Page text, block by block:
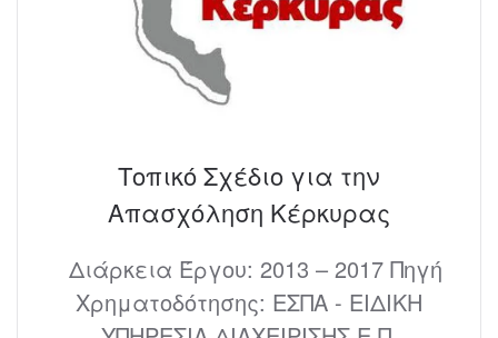
Τοπικό Σχέδιο για την
Απασχόληση Κέρκυρας
Διάρκεια Έργου: 2013 – 2017 Πηγή
Χρηματοδότησης: ΕΣΠΑ - ΕΙΔΙΚΗ